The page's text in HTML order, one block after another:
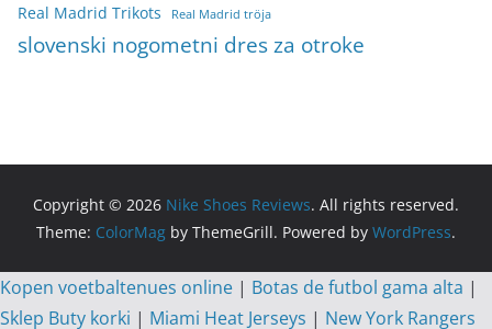
Real Madrid Trikots Real Madrid tröja
slovenski nogometni dres za otroke
Copyright © 2026 Nike Shoes Reviews. All rights reserved.
Theme: ColorMag by ThemeGrill. Powered by WordPress.
Kopen voetbaltenues online | Botas de futbol gama alta |
Sklep Buty korki | Miami Heat Jerseys | New York Rangers